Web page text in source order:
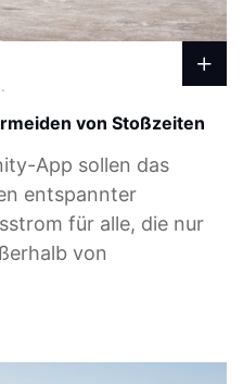
von Stoßzeiten
App sollen das
entspannter
für alle, die nur
von